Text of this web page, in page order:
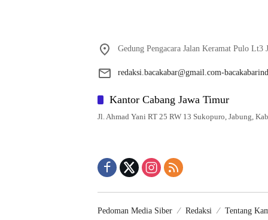
Gedung Pengacara Jalan Keramat Pulo Lt3
redaksi.bacakabar@gmail.com-
Kantor Cabang Jawa Timur
Jl. Ahmad Yani RT 25 RW 13 Sukopuro, Jabung,
Pedoman Media Siber Redaksi Tentang